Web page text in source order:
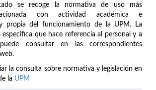
se recoge la normativa de uso más
con actividad académica e
propia del funcionamiento de la UPM. La
que hace referencia al personal y a
consultar en las correspondientes
la consulta sobre normativa y legislación en
la UPM